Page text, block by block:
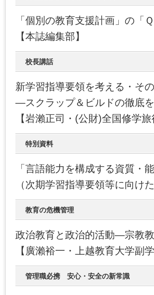
「個別の教育支援計画」の「
【本誌編集部】
校長講話
新学習指導要領を考える・その
―スクラップ＆ビルドの徹底
【岩瀨正司・(公財)全国修学
特別資料
「言語能力を構成する資質・能
（次期学習指導要領等に向け
教育の危機管理
政治教育と政治的活動―宗教
【廣瀨裕一・上越教育大学副学
管理職必携 安心・安全の新常識